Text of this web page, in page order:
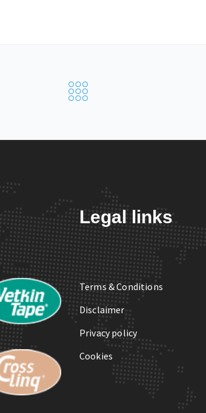
Legal links
Terms & Conditions
Disclaimer
Privacy policy
Cookies